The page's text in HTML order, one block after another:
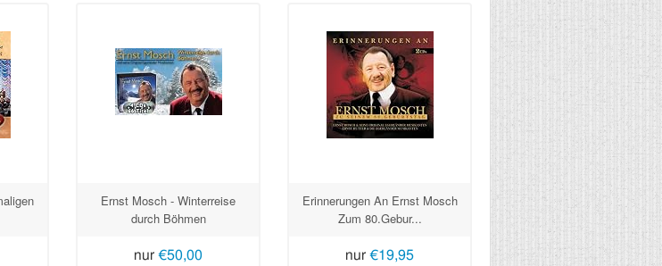
Ernst Mosch - Winterreise
durch Böhmen
nur €50,00
Erinnerungen An Ernst Mosch
Zum 80.Gebur...
nur €19,95